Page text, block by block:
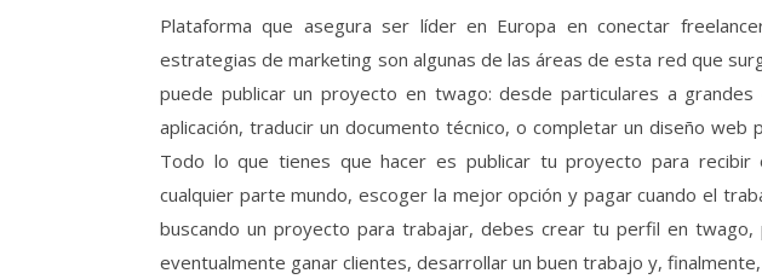
Plataforma que asegura ser líder en Europa en conectar
estrategias de marketing son algunas de las áreas de esta red que
puede publicar un proyecto en twago: desde particulares a grandes
aplicación, traducir un documento técnico, o completar un diseño
Todo lo que tienes que hacer es publicar tu proyecto para recibir
cualquier parte mundo, escoger la mejor opción y pagar cuando el
buscando un proyecto para trabajar, debes crear tu perfil en
eventualmente ganar clientes, desarrollar un buen trabajo y,